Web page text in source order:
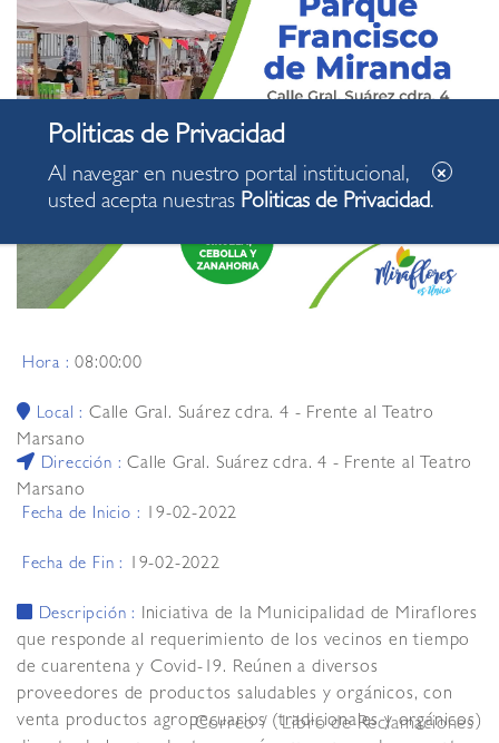
Hora :08:00:00
Local :Calle Gral. Suárez cdra. 4 - Frente al Teatro
Marsano
Dirección :Calle Gral. Suárez cdra. 4 - Frente al Teatro
Marsano
Fecha de Inicio : 19-02-2022
Fecha de Fin : 19-02-2022
Descripción : Iniciativa de la Municipalidad de Miraflores
que responde al requerimiento de los vecinos en tiempo
de cuarentena y Covid-19. Reúnen a diversos
proveedores de productos saludables y orgánicos, con
venta productos agropecuarios (tradicionales y orgánicos)
Correo Libro de Reclamaciones
Al navegar en nuestro portal institucional,
usted acepta nuestras Politicas de Privacidad.